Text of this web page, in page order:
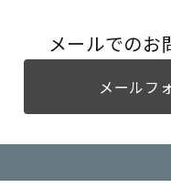
メールでのお
メールフ